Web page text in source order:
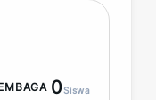
0Siswa